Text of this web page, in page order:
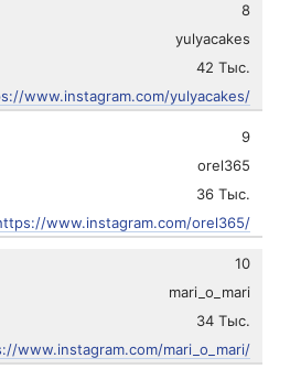
8
yulyacakes
42 Тыс.
www.instagram.com/yulyacakes/
9
orel365
36 Тыс.
www.instagram.com/orel365/
10
mari_o_mari
34 Тыс.
www.instagram.com/mari_o_mari/